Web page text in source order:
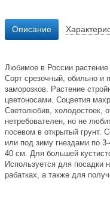
Описание
Любимое в России
Сорт срезочный, обильно и
заморозков. Растение
цветоносами. Соцветия
Светолюбив, холодостоек,
нетребователен, но не
посевом в открытый грунт.
или под зиму гнездами по
40 см. Для большей
Используется для посадки
рабатках, а также для